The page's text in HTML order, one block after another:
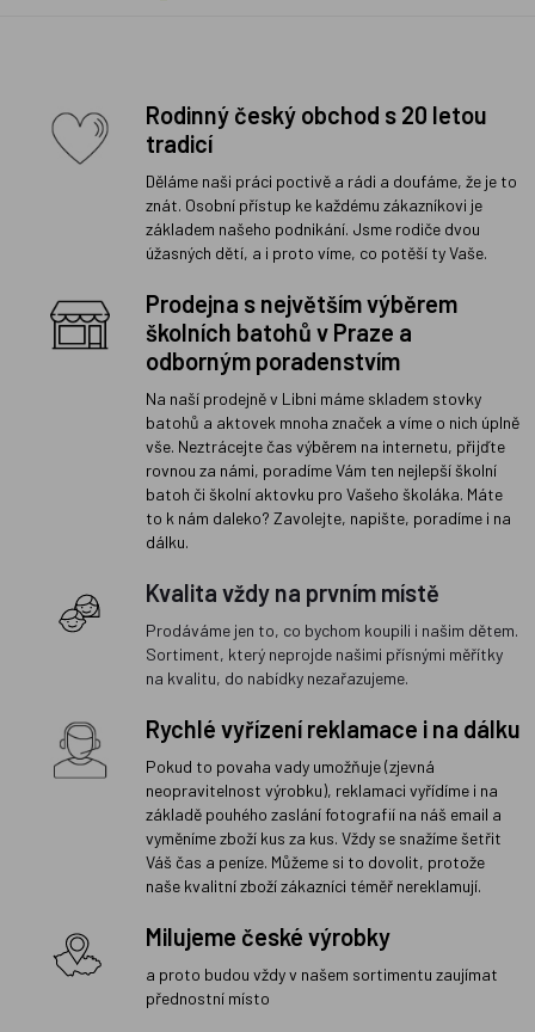
Rodinný český obchod s 20 letou
tradicí
Děláme naši práci poctivě a rádi a doufáme, že je to
znát. Osobní přístup ke každému zákazníkovi je
základem našeho podnikání. Jsme rodiče dvou
úžasných dětí, a i proto víme, co potěší ty Vaše.
Prodejna s největším výběrem
školních batohů v Praze a
odborným poradenstvím
Na naší prodejně v Libni máme skladem stovky
batohů a aktovek mnoha značek a víme o nich úplně
vše. Neztrácejte čas výběrem na internetu, přijďte
rovnou za námi, poradíme Vám ten nejlepší školní
batoh či školní aktovku pro Vašeho školáka. Máte
to k nám daleko? Zavolejte, napište, poradíme i na
dálku.
Kvalita vždy na prvním místě
Prodáváme jen to, co bychom koupili i našim dětem.
Sortiment, který neprojde našimi přísnými měřítky
na kvalitu, do nabídky nezařazujeme.
Rychlé vyřízení reklamace i na dálku
Pokud to povaha vady umožňuje (zjevná
neopravitelnost výrobku), reklamaci vyřídíme i na
základě pouhého zaslání fotografií na náš email a
vyměníme zboží kus za kus. Vždy se snažíme šetřit
Váš čas a peníze. Můžeme si to dovolit, protože
naše kvalitní zboží zákazníci téměř nereklamují.
Milujeme české výrobky
a proto budou vždy v našem sortimentu zaujímat
přednostní místo